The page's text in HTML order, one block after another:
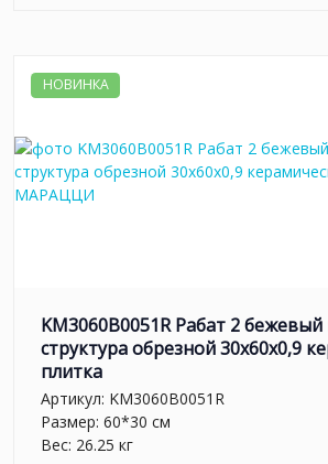
НОВИНКА
KM3060B0051R Рабат 2
структура обрезной 30x60x0,9
плитка
Артикул: KM3060B0051R
Размер: 60*30 см
Вес: 26.25 кг